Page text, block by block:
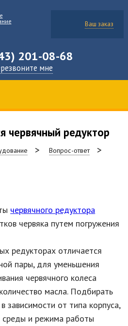
Ваш заказ
201-08-68
мне
червячный редуктор
Вопрос-ответ
червячного редуктора
червяка путем погружения
редукторах отличается
пары, для уменьшения
червячного колеса
масла. Подбирать
зависимости от типа корпуса,
среды и режима работы